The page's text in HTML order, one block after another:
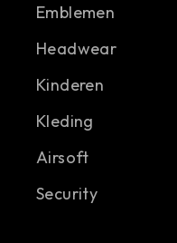
Emblemen
Headwear
Kinderen
Kleding
Airsoft
Security